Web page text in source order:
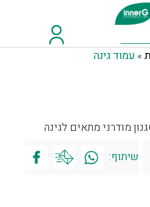
» עמוד גינה
מודרני מתאים לגינה
שיתוף: